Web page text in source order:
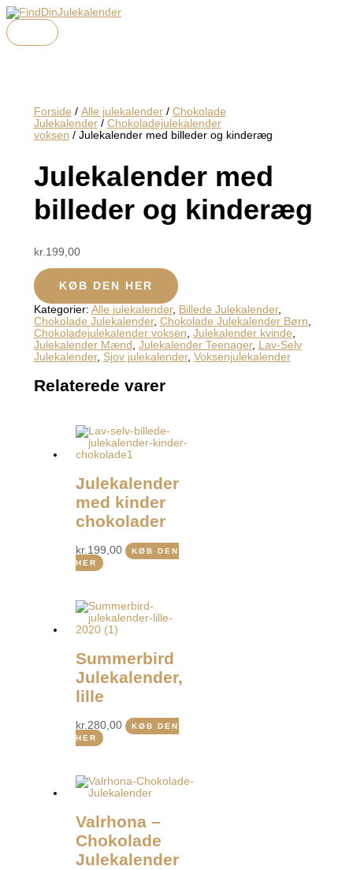
Gå
til
indholdet
Forside / Alle julekalender/ Chokolade
Julekalender/ Chokoladejulekalender
voksen / Julekalender med billeder og kinderæg
Julekalender med
billeder og kinderæg
kr. 199,00
KØB DEN HER
Kategorier: Alle julekalender, Billede Julekalender,
Chokolade Julekalender, Chokolade Julekalender Børn,
Chokoladejulekalender voksen, Julekalender kvinde,
Julekalender Mænd , Julekalender Teenager, Lav-Selv
Julekalender, Sjov julekalender, Voksenjulekalender
Relaterede varer
Julekalender
med kinder
chokolader
kr.199,00
KØB DEN
HER
Summerbird
Julekalender,
lille
kr.280,00
KØB DEN
HER
Valrhona –
Chokolade
Julekalender
Menu
Menu
Menu